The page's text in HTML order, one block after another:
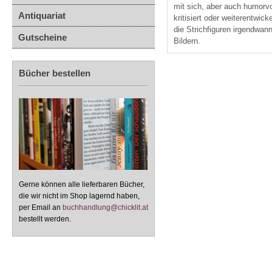
Antiquariat
Gutscheine
Bücher bestellen
Gerne können alle lieferbaren Bücher,
die wir nicht im Shop lagernd haben,
per Email an buchhandlung@chicklit.at
bestellt werden.
mit sich, aber auch
kritisiert oder
die Strichfiguren
Bildern.